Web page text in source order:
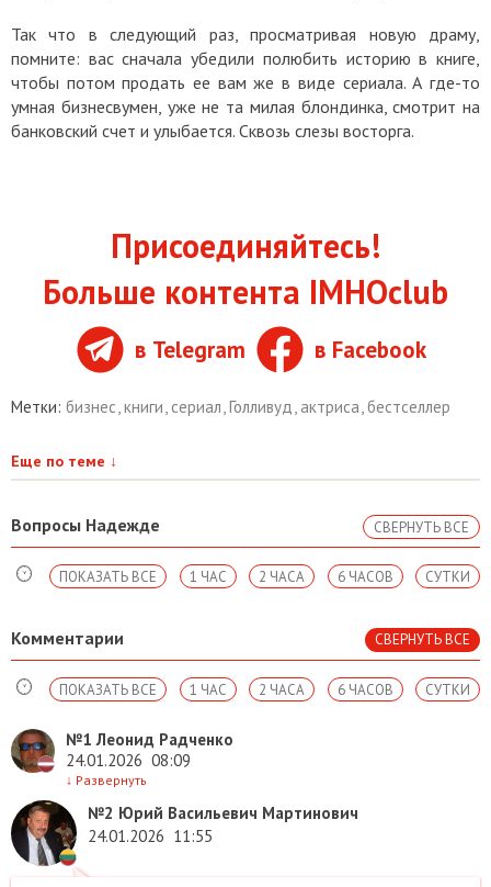
Так что в следующий раз, просматривая новую драму,
помните: вас сначала убедили полюбить историю в книге,
чтобы потом продать ее вам же в виде сериала. А где-то
умная бизнесвумен, уже не та милая блондинка, смотрит на
банковский счет и улыбается. Сквозь слезы восторга.
Присоединяйтесь!
Больше контента IMHOclub
в Telegram в Facebook
Метки: бизнес,книги, сериал,Голливуд, актриса,бестселлер
Еще по теме ↓
Вопросы Надежде СВЕРНУТЬ ВСЕ
СУТКИ
6 ЧАСОВ
2 ЧАСА
1 ЧАС
ПОКАЗАТЬ ВСЕ
Комментарии СВЕРНУТЬ ВСЕ
СУТКИ
6 ЧАСОВ
2 ЧАСА
1 ЧАС
ПОКАЗАТЬ ВСЕ
№1 Леонид Радченко
24.01.2026 08:09
↓ Развернуть
№2 Юрий Васильевич Мартинович
24.01.2026 11:55